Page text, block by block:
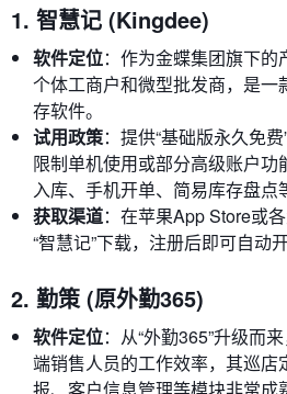
1. 智慧记 (Kingdee)
软件定位：作为金蝶集团旗下
个体工商户和微型批发商，是一
存软件。
试用政策：提供“基础版永久免
限制单机使用或部分高级账户功
入库、手机开单、简易库存盘点
获取渠道：在苹果App Store或
“智慧记”下载，注册后即可自动
2. 勤策 (原外勤365)
软件定位：从“外勤365”升级而
端销售人员的工作效率，其巡店